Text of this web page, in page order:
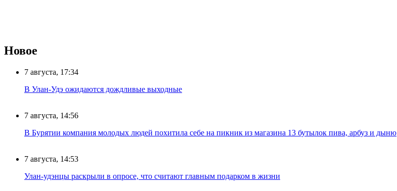
Новое
7 августа, 17:34
В Улан-Удэ ожидаются дождливые выходные
7 августа, 14:56
В Бурятии компания молодых людей похитила себе на пикник из магазина 13 бутылок пива, арбуз и дыню
7 августа, 14:53
Улан-удэнцы раскрыли в опросе, что считают главным подарком в жизни